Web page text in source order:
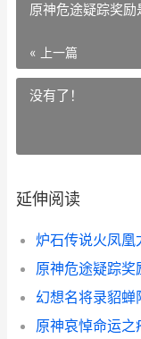
原神危途疑踪奖
« 上一篇
没有了！
延伸阅读
原神危途疑踪
幻想名将录貂